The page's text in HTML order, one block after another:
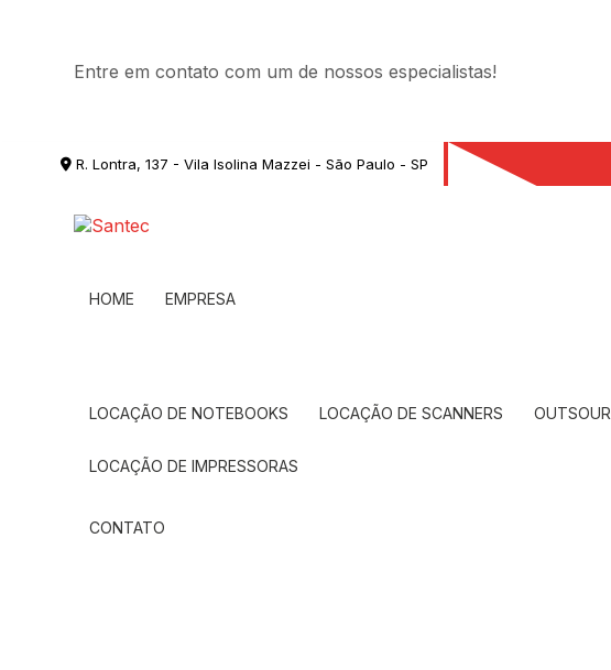
Entre em contato com um de nossos especialistas!
R. Lontra, 137 - Vila Isolina Mazzei - São Paulo - SP
HOME EMPRESA
LOCAÇÃO DE NOTEBOOKS LOCAÇÃO DE SCANNERS
LOCAÇÃO DE IMPRESSORAS
CONTATO